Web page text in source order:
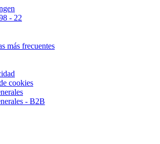
- 22
más frecuentes
cookies
- B2B